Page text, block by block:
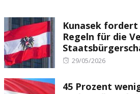
Kunasek
Regeln für die
Posted
29/05/2026
45 Prozent